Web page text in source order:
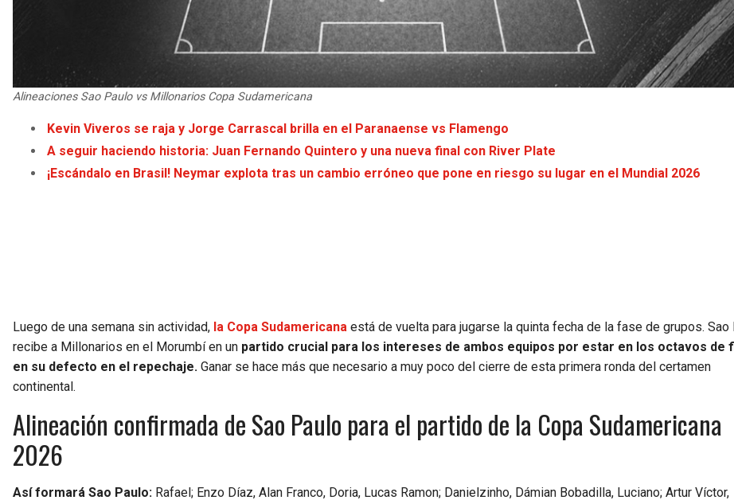
Alineaciones Sao Paulo vs Millonarios Copa Sudamericana
Kevin Viveros se raja y Jorge Carrascal brilla en el Paranaense vs Flamengo
A seguir haciendo historia: Juan Fernando Quintero y una nueva final con River Plate
¡Escándalo en Brasil! Neymar explota tras un cambio erróneo que pone en riesgo su lugar en el Mundial 2026
Luego de una semana sin actividad, la Copa Sudamericana está de vuelta para jugarse la quinta fecha de la fase de grupos. Sao
recibe a Millonarios en el Morumbí en un partido crucial para los intereses de ambos equipos por estar en los octavos de
en su defecto en el repechaje. Ganar se hace más que necesario a muy poco del cierre de esta primera ronda del certamen
continental.
Alineación confirmada de Sao Paulo para el partido de la Copa Sudamericana
2026
Así formará Sao Paulo: Rafael; Enzo Díaz, Alan Franco, Doria, Lucas Ramon; Danielzinho, Dámian Bobadilla, Luciano; Artur Víctor,